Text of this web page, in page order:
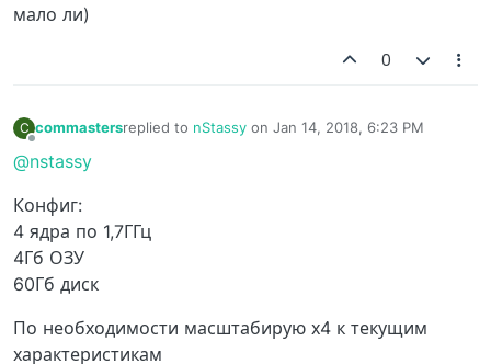
мало ли)
0
C
Offline
commastersreplied to nStassy on Jan 14, 2018, 6:23 PM
last edited by
@nstassy
Конфиг:
4 ядра по 1,7ГГц
4Гб ОЗУ
60Гб диск
По необходимости масштабирую х4 к текущим
характеристикам